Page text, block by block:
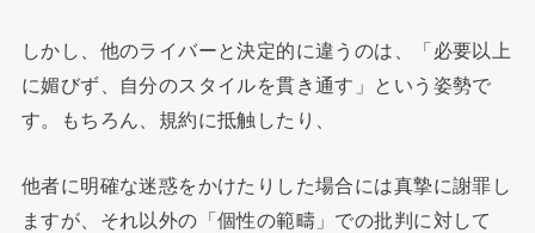
しかし、他のライバーと決定的に違うのは、「必要以上
に媚びず、自分のスタイルを貫き通す」という姿勢で
す。もちろん、規約に抵触したり、
他者に明確な迷惑をかけたりした場合には真摯に謝罪し
ますが、それ以外の「個性の範疇」での批判に対して